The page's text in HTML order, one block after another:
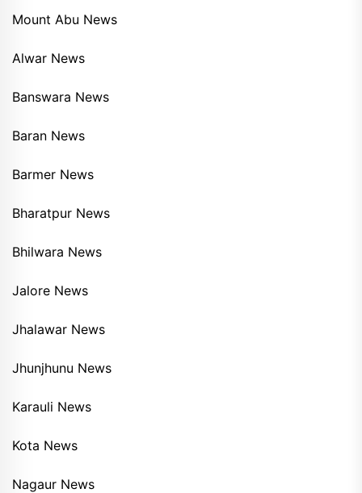
Mount Abu News
Alwar News
Banswara News
Baran News
Barmer News
Bharatpur News
Bhilwara News
Jalore News
Jhalawar News
Jhunjhunu News
Karauli News
Kota News
Nagaur News